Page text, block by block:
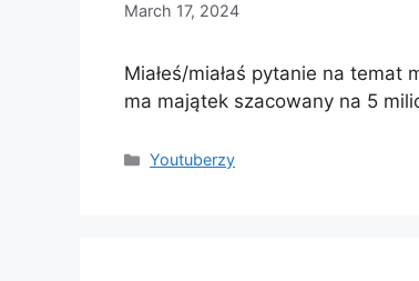
March 17, 2024
Miałeś/miałaś pytanie na temat
ma majątek szacowany na 5
Categories
Youtuberzy